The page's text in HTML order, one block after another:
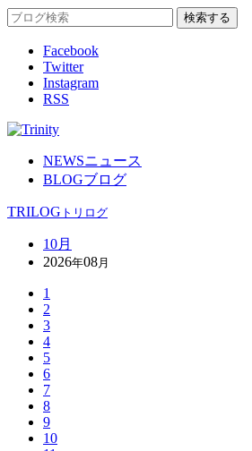
Facebook
Twitter
Instagram
RSS
NEWSニュース
BLOGブログ
TRILOG トリログ
10月
2026年08月
1
2
3
4
5
6
7
8
9
10